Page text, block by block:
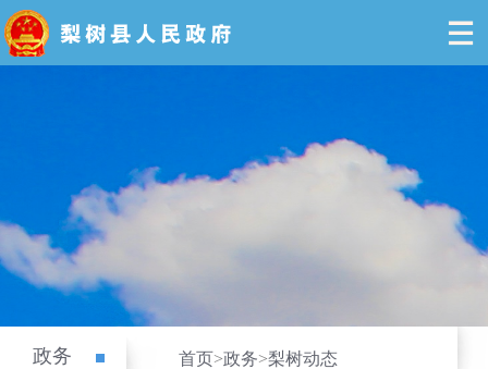
政务 首页>政务>梨树动态